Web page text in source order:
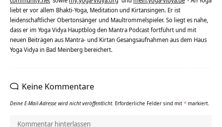
liebt er vor allem Bhakti-Yoga, Meditation und Kirtansingen. Er ist
leidenschaftlicher Obertonsänger und Maultrommelspieler. So liegt es nahe,
dass er im Yoga Vidya Hauptblog den Mantra Podcast fortführt und mit
neuen Beiträgen aus Mantra- und Kirtan Gesangsaufnahmen aus dem Haus
Yoga Vidya in Bad Meinberg bereichert.
Keine Kommentare
Deine E-Mail-Adresse wird nicht veröffentlicht. Erforderliche Felder sind mit * markiert.